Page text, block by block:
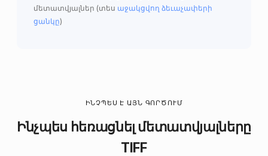
մետատվյալներ (տես աջակցվող ձեւաչափերի
ցանկը)
ԻՆՉՊԵՍ Է ԱՅՆ ԳՈՐԾՈՒՄ
Ինչպես հեռացնել մետատվյալները
TIFF